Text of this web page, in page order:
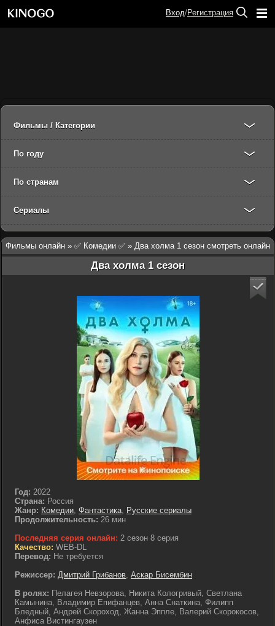
Фильмы / Категории
По году
По странам
Сериалы
Фильмы онлайн » ✅ Комедии ✅ » Два холма 1 сезон смотреть онлайн
Два холма 1 сезон
Год: 2022
Страна: Россия
Жанр: Комедии, Фантастика, Русские сериалы
Продолжительность: 26 мин
Последняя серия онлайн: 2 сезон 8 серия
Качество: WEB-DL
Перевод: Не требуется
Режиссер: Дмитрий Грибанов, Аскар Бисембин
В ролях: Пелагея Невзорова, Никита Кологривый, Светлана
Камынина, Владимир Епифанцев, Анна Снаткина, Филипп
Бледный, Андрей Скороход, Жанна Эппле, Валерий Скорокосов,
Анфиса Вистингаузен
Вход/Регистрация